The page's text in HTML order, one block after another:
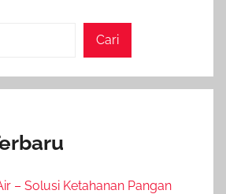
Cari
– Solusi Ketahanan Pangan